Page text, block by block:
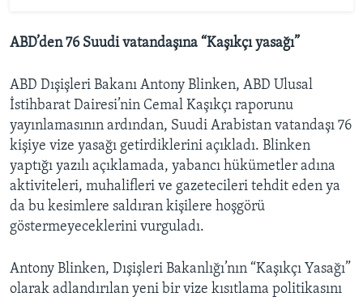
ABD’den 76 Suudi vatandaşına “Kaşıkçı yasağı”
ABD Dışişleri Bakanı Antony Blinken, ABD Ulusal
İstihbarat Dairesi’nin Cemal Kaşıkçı raporunu
yayınlamasının ardından, Suudi Arabistan vatandaşı 76
kişiye vize yasağı getirdiklerini açıkladı. Blinken
yaptığı yazılı açıklamada, yabancı hükümetler adına
aktiviteleri, muhalifleri ve gazetecileri tehdit eden ya
da bu kesimlere saldıran kişilere hoşgörü
göstermeyeceklerini vurguladı.
Antony Blinken, Dışişleri Bakanlığı’nın “Kaşıkçı Yasağı”
olarak adlandırılan yeni bir vize kısıtlama politikasını